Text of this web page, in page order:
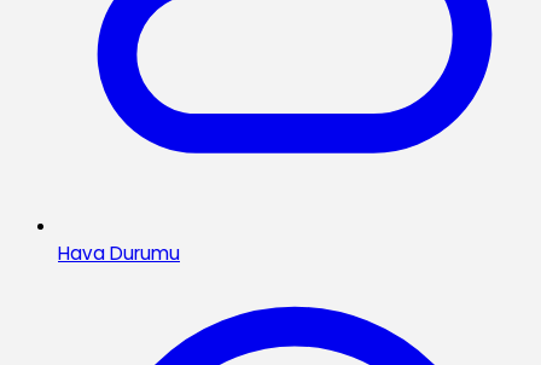
Hava Durumu